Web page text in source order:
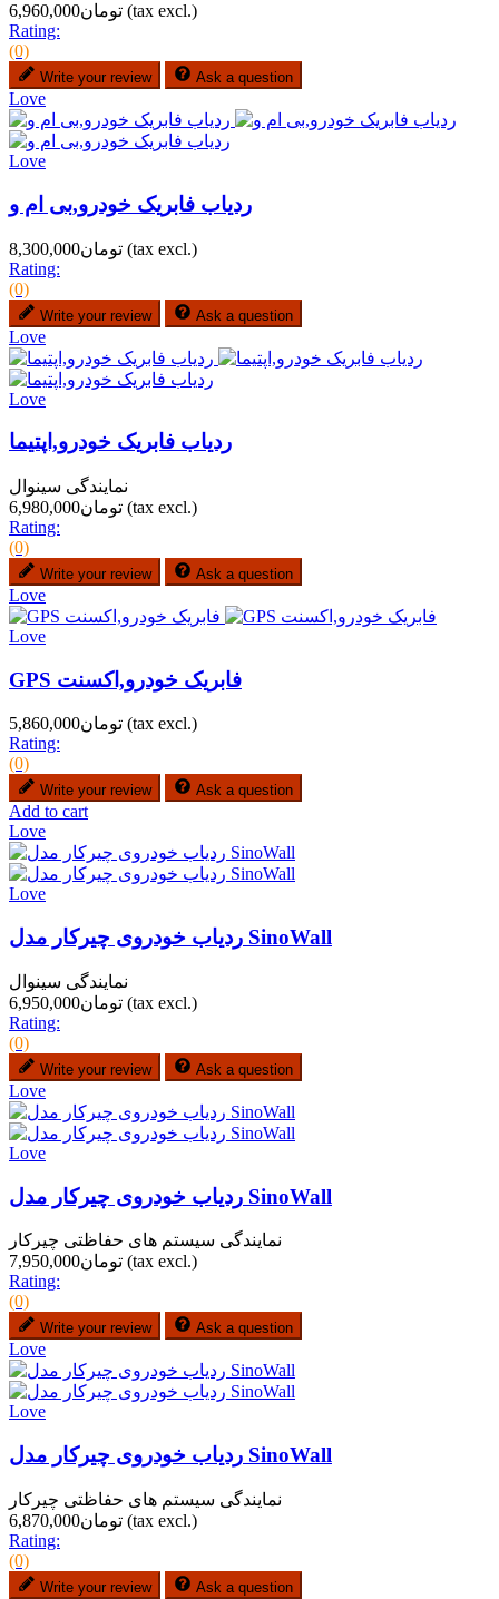
تومان6,960,000 (tax excl.)
Rating:
(0)
Write your review Ask a question
Love
Love
ردیاب فابریک خودرو,بی ام و
تومان8,300,000 (tax excl.)
Rating:
(0)
Write your review Ask a question
Love
Love
ردیاب فابریک خودرو,اپتیما
نمایندگی سینوال
تومان6,980,000 (tax excl.)
Rating:
(0)
Write your review Ask a question
Love
Love
GPS فابریک خودرو,اکسنت
تومان5,860,000 (tax excl.)
Rating:
(0)
Write your review Ask a question
Add to cart
Love
Love
ردیاب خودروی چیرکار مدل SinoWall
نمایندگی سینوال
تومان6,950,000 (tax excl.)
Rating:
(0)
Write your review Ask a question
Love
Love
ردیاب خودروی چیرکار مدل SinoWall
نمایندگی سیستم های حفاظتی چیرکار
تومان7,950,000 (tax excl.)
Rating:
(0)
Write your review Ask a question
Love
Love
ردیاب خودروی چیرکار مدل SinoWall
نمایندگی سیستم های حفاظتی چیرکار
تومان6,870,000 (tax excl.)
Rating:
(0)
Write your review Ask a question